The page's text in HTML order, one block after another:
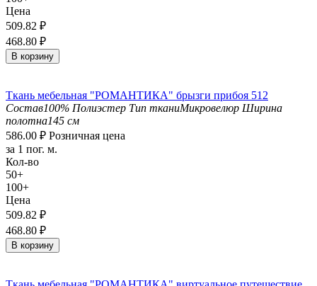
Цена
509.82 ₽
468.80 ₽
В корзину
Ткань мебельная "РОМАНТИКА" брызги прибоя 512
Состав100% Полиэстер Тип тканиМикровелюр Ширина
полотна145 см
586.00 ₽ Розничная цена
за 1 пог. м.
Кол-во
50+
100+
Цена
509.82 ₽
468.80 ₽
В корзину